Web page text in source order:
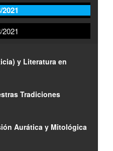
2021
y Literatura en
Tradiciones
Aurática y Mitológica